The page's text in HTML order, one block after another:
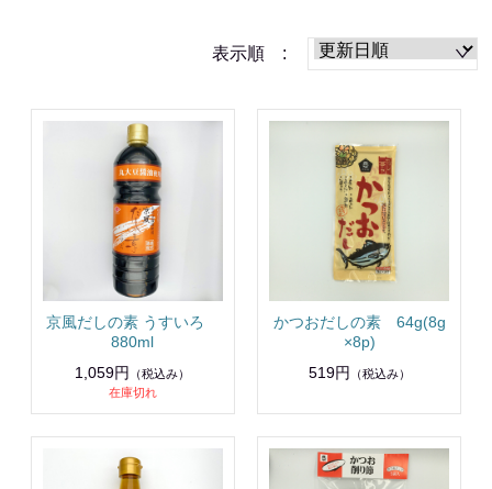
表示順 :
京風だしの素 うすいろ
880ml
1,059円
（税込み）
在庫切れ
かつおだしの素 64g(8g
×8p)
519円
（税込み）